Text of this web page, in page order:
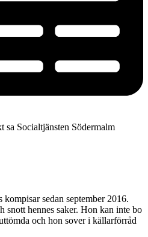
sa Socialtjänsten Södermalm
sedan september 2016.
snott hennes saker. Hon kan inte bo
och hon sover i källarförråd